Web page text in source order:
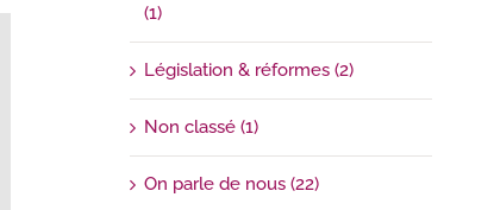
(1)
Législation & réformes (2)
Non classé (1)
On parle de nous (22)